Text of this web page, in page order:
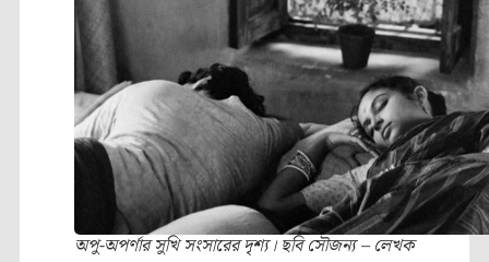
অপু-অপর্ণার সুখি সংসারের দৃশ্য। ছবি সৌজন্য – লেখক